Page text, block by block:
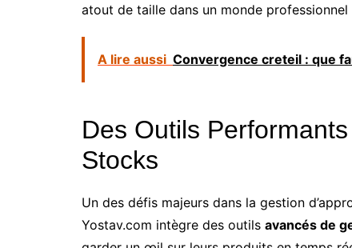
atout de taille dans un monde
A lire aussi Convergence creteil : que
Des Outils
Stocks
Un des défis majeurs dans la gestion
Yostav.com intègre des outils avancés de